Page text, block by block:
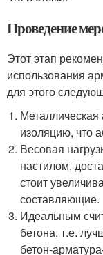
Проведение
Этот этап
использования
для этого
Металлическая
изоляцию, что
Весовая
настилом,
стоит
составляющие.
Идеальным
бетона, т.е.
бетон-